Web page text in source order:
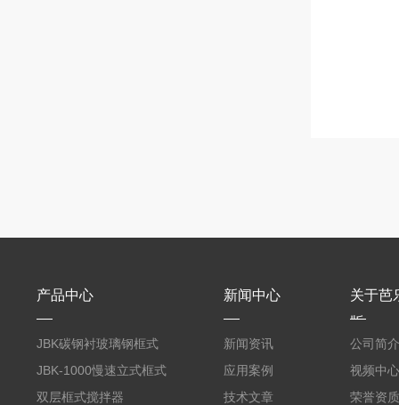
产品中心
JBK碳钢衬玻璃钢框式
芭乐视频APP黄
JBK-1000慢速立式框式
芭乐视频APP黄
双层框式搅拌器
新闻中心
新闻资讯
应用案例
技术文章
关于芭
版
公司简介
视频中心
荣誉资质